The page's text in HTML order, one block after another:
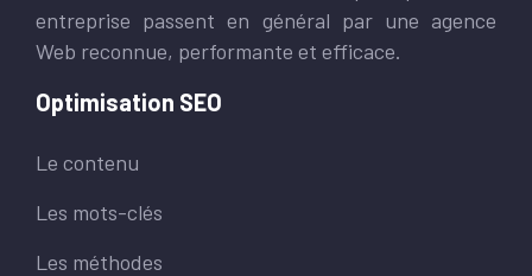
entreprise passent en général par une agence
Web reconnue, performante et efficace.
Optimisation SEO
Le contenu
Les mots-clés
Les méthodes